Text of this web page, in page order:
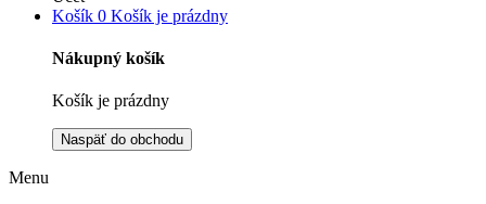
Košík 0 Košík je prázdny
Nákupný košík
Košík je prázdny
Naspäť do obchodu
Menu